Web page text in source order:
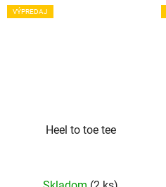
VÝPREDAJ
Heel to toe tee